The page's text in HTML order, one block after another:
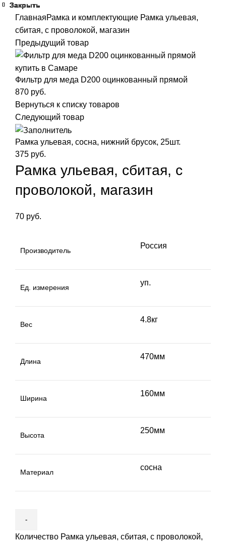
ГлавнаяРамка и комплектующие Рамка ульевая,
сбитая, с проволокой, магазин
Предыдущий товар
Фильтр для меда D200 оцинкованный прямой
870 руб.
Вернуться к списку товаров
Следующий товар
Рамка ульевая, сосна, нижний брусок, 25шт.
375 руб.
Рамка ульевая, сбитая, с
проволокой, магазин
70 руб.
Производитель
Россия
Ед. измерения
уп.
Вес
4.8кг
Длина
470мм
Ширина
160мм
Высота
250мм
Материал
сосна
Количество Рамка ульевая, сбитая, с проволокой,
Закрыть
Закрыть
Закрыть
Закрыть
Закрыть
Закрыть
Закрыть
Закрыть